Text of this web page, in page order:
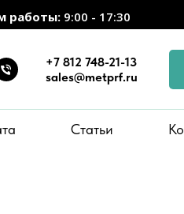
работы: 9:00 - 17:30
+7 812 748-21-13
sales@metprf.ru
Статьи